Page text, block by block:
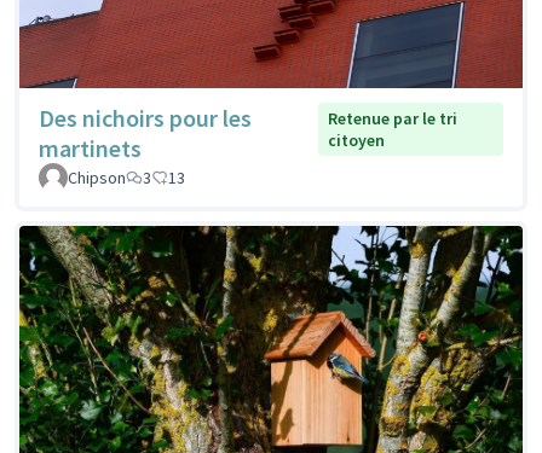
Des nichoirs pour les
martinets
Retenue par le tri
citoyen
Chipson
3 13